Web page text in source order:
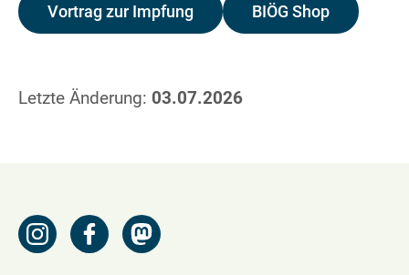
Vortrag zur Impfung BIÖG Shop
Letzte Änderung: 03.07.2026